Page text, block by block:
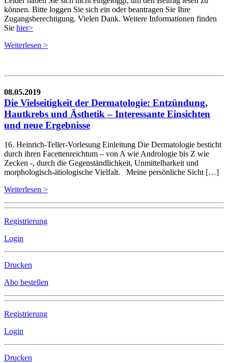
können. Bitte loggen Sie sich ein oder beantragen Sie Ihre
Zugangsberechtigung. Vielen Dank. Weitere Informationen finden
Sie hier>
Weiterlesen >
08.05.2019
Die Vielseitigkeit der Dermatologie: Entzündung,
Hautkrebs und Ästhetik – Interessante Einsichten
und neue Ergebnisse
16. Heinrich-Teller-Vorlesung Einleitung Die Dermatologie besticht
durch ihren Facettenreichtum – von A wie Andrologie bis Z wie
Zecken -, durch die Gegenständlichkeit, Unmittelbarkeit und
morphologisch-ätiologische Vielfalt. Meine persönliche Sicht […]
Weiterlesen >
Registrierung
Login
Drucken
Abo bestellen
Registrierung
Login
Drucken